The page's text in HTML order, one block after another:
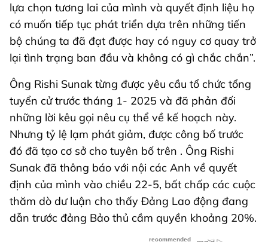
lựa chọn tương lai của mình và quyết định liệu họ
có muốn tiếp tục phát triển dựa trên những tiến
bộ chúng ta đã đạt được hay có nguy cơ quay trở
lại tình trạng ban đầu và không có gì chắc chắn”.
Ông Rishi Sunak từng được yêu cầu tổ chức tổng
tuyển cử trước tháng 1- 2025 và đã phản đối
những lời kêu gọi nêu cụ thể về kế hoạch này.
Nhưng tỷ lệ lạm phát giảm, được công bố trước
đó đã tạo cơ sở cho tuyên bố trên . Ông Rishi
Sunak đã thông báo với nội các Anh về quyết
định của mình vào chiều 22-5, bất chấp các cuộc
thăm dò dư luận cho thấy Đảng Lao động đang
dẫn trước đảng Bảo thủ cầm quyền khoảng 20%.